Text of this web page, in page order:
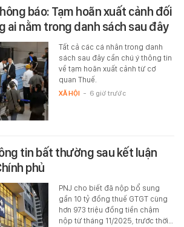
báo: Tạm hoãn xuất cảnh đối
ai nằm trong danh sách sau đây
Tất cả các cá nhân trong danh
sách sau đây cần chú ý thông tin
về tạm hoãn xuất cảnh từ cơ
quan Thuế.
XÃ HỘI - 6 giờ trước
tin bất thường sau kết luận
phủ
PNJ cho biết đã nộp bổ sung
gần 10 tỷ đồng thuế GTGT cùng
hơn 973 triệu đồng tiền chậm
nộp từ tháng 11/2025, trước thời…